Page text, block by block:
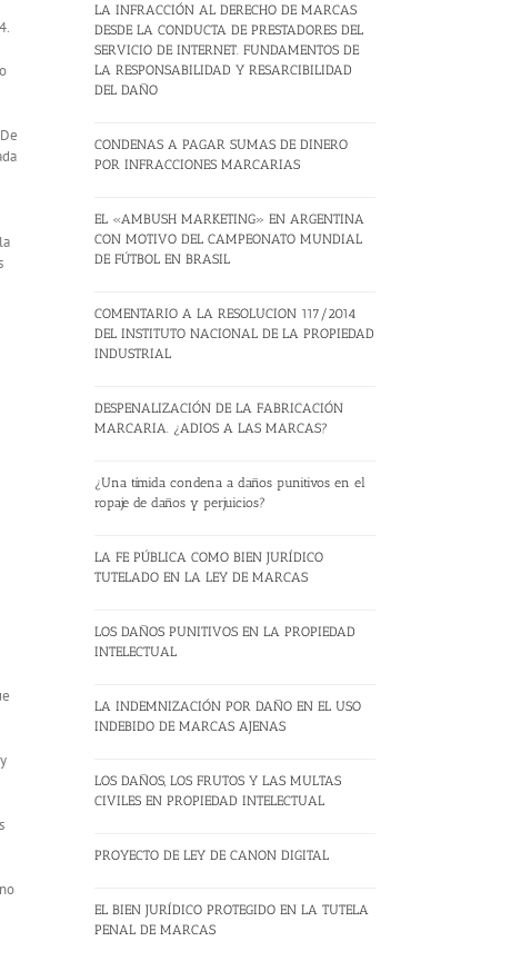
LA INFRACCIÓN AL DERECHO DE MARCAS
DESDE LA CONDUCTA DE PRESTADORES DEL
SERVICIO DE INTERNET. FUNDAMENTOS DE
LA RESPONSABILIDAD Y RESARCIBILIDAD
DEL DAÑO
CONDENAS A PAGAR SUMAS DE DINERO
POR INFRACCIONES MARCARIAS
EL «AMBUSH MARKETING» EN ARGENTINA
CON MOTIVO DEL CAMPEONATO MUNDIAL
DE FÚTBOL EN BRASIL
COMENTARIO A LA RESOLUCION 117/2014
DEL INSTITUTO NACIONAL DE LA PROPIEDAD
INDUSTRIAL
DESPENALIZACIÓN DE LA FABRICACIÓN
MARCARIA. ¿ADIOS A LAS MARCAS?
¿Una tímida condena a daños punitivos en el
ropaje de daños y perjuicios?
LA FE PÚBLICA COMO BIEN JURÍDICO
TUTELADO EN LA LEY DE MARCAS
LOS DAÑOS PUNITIVOS EN LA PROPIEDAD
INTELECTUAL
LA INDEMNIZACIÓN POR DAÑO EN EL USO
INDEBIDO DE MARCAS AJENAS
LOS DAÑOS, LOS FRUTOS Y LAS MULTAS
CIVILES EN PROPIEDAD INTELECTUAL
PROYECTO DE LEY DE CANON DIGITAL
EL BIEN JURÍDICO PROTEGIDO EN LA TUTELA
PENAL DE MARCAS